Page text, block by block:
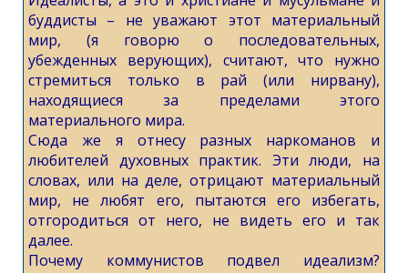
буддисты – не уважают этот материальный
мир, (я говорю о последовательных,
убежденных верующих), считают, что нужно
стремиться только в рай (или нирвану),
находящиеся за пределами этого
материального мира.
Сюда же я отнесу разных наркоманов и
любителей духовных практик. Эти люди, на
словах, или на деле, отрицают материальный
мир, не любят его, пытаются его избегать,
отгородиться от него, не видеть его и так
далее.
Почему коммунистов подвел идеализм?